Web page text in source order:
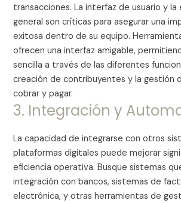
transacciones. La interfaz de usuario y la
general son críticas para asegurar una
exitosa dentro de su equipo.
ofrecen una interfaz amigable,
sencilla a través de las diferentes
creación de contribuyentes y la gestión
cobrar y pagar.
3. Integración y
La capacidad de integrarse con otros
plataformas digitales puede mejorar
eficiencia operativa. Busque sistemas
integración con bancos, sistemas de
electrónica, y otras herramientas de